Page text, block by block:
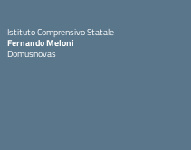
Istituto Comprensivo Statale
Fernando Meloni
Domusnovas